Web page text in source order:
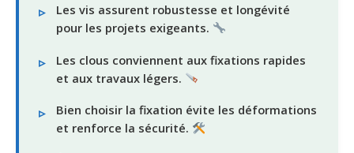
Les vis assurent robustesse et longévité
pour les projets exigeants.
Les clous conviennent aux fixations rapides
et aux travaux légers.
Bien choisir la fixation évite les déformations
et renforce la sécurité.